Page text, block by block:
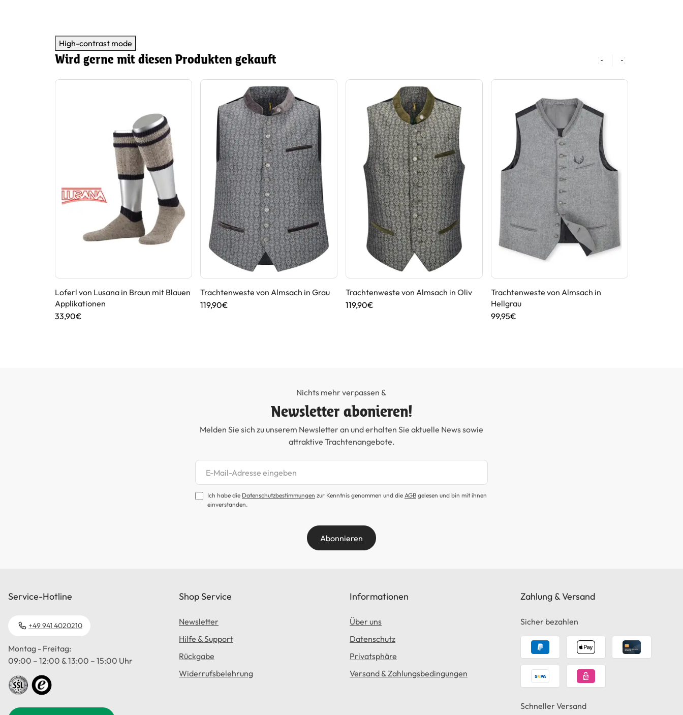
High-contrast mode
Wird gerne mit diesen Produkten gekauft
Loferl von Lusana in Braun mit Blauen
Applikationen
33,90€
Trachtenweste von Almsach in Grau
119,90€
Trachtenweste von Almsach in Oliv
119,90€
Trachtenweste von Almsach in
Hellgrau
99,95€
Nichts mehr verpassen &
Newsletter abonieren!
Melden Sie sich zu unserem Newsletter an und erhalten Sie aktuelle News sowie
attraktive Trachtenangebote.
Newsletter abonnieren
Ich habe die Datenschutzbestimmungen zur Kenntnis genommen und die AGB gelesen und bin mit ihnen
einverstanden.
Abonnieren
Service-Hotline
+49 941 4020210
Montag - Freitag:
09:00 – 12:00 & 13:00 – 15:00 Uhr
Shop Service
Newsletter
Hilfe & Support
Rückgabe
Widerrufsbelehrung
Informationen
Über uns
Datenschutz
Privatsphäre
Versand & Zahlungsbedingungen
Zahlung & Versand
Sicher bezahlen
Schneller Versand